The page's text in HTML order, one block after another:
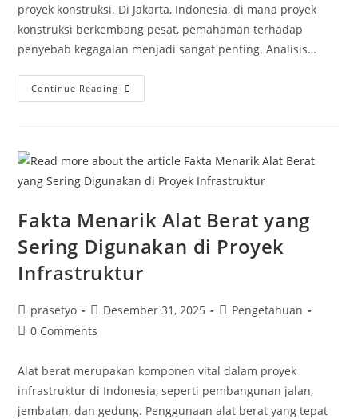
proyek konstruksi. Di Jakarta, Indonesia, di mana proyek
konstruksi berkembang pesat, pemahaman terhadap
penyebab kegagalan menjadi sangat penting. Analisis…
Continue Reading
Hal
Kasus
Kegagalan
Konstruksi
Dan
Fakta Menarik Alat Berat yang
Sering Digunakan di Proyek
Infrastruktur
Post
author:
prasetyo
Post
published:
Desember 31, 2025
PostPengetahuan
Post0 Comments
Alat berat merupakan komponen vital dalam proyek
infrastruktur di Indonesia, seperti pembangunan jalan,
jembatan, dan gedung. Penggunaan alat berat yang tepat